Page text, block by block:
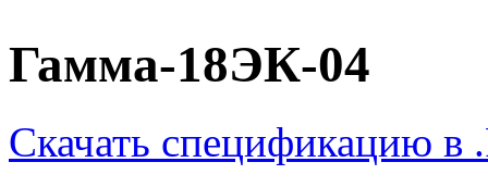
Гамма-18ЭК-04
Скачать спецификацию в